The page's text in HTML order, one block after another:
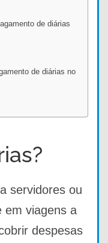
de diárias
de diárias no
servidores ou
em viagens a
despesas